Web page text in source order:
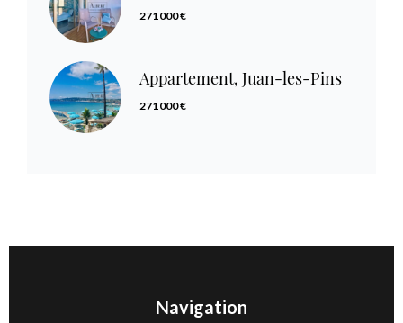
271 000 €
Appartement, Juan-les-Pins
271 000 €
Navigation